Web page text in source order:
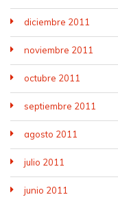
diciembre 2011
noviembre 2011
octubre 2011
septiembre 2011
agosto 2011
julio 2011
junio 2011